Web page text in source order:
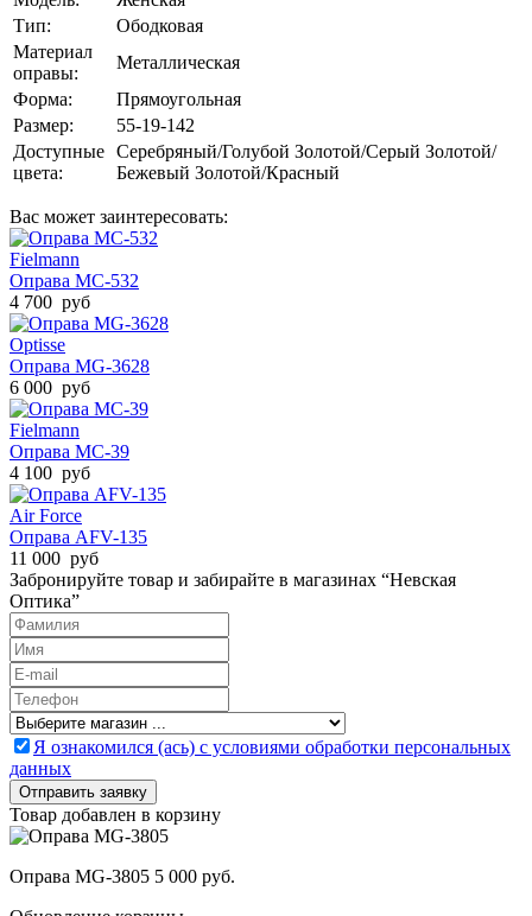
Тип:
Ободковая
Материал
оправы:
Металлическая
Форма:
Прямоугольная
Размер:
55-19-142
Доступные
цвета:
Серебряный/Голубой Золотой/Серый Золотой/
Бежевый Золотой/Красный
Вас может заинтересовать:
Fielmann
Оправа MC-532
4 700 руб
Optisse
Оправа MG-3628
6 000 руб
Fielmann
Оправа MC-39
4 100 руб
Air Force
Оправа AFV-135
11 000 руб
Забронируйте товар и забирайте в магазинах “Невская
Оптика”
Я ознакомился (ась) с условиями обработки персональных
данных
Товар добавлен в корзину
Оправа MG-3805 5 000 руб.